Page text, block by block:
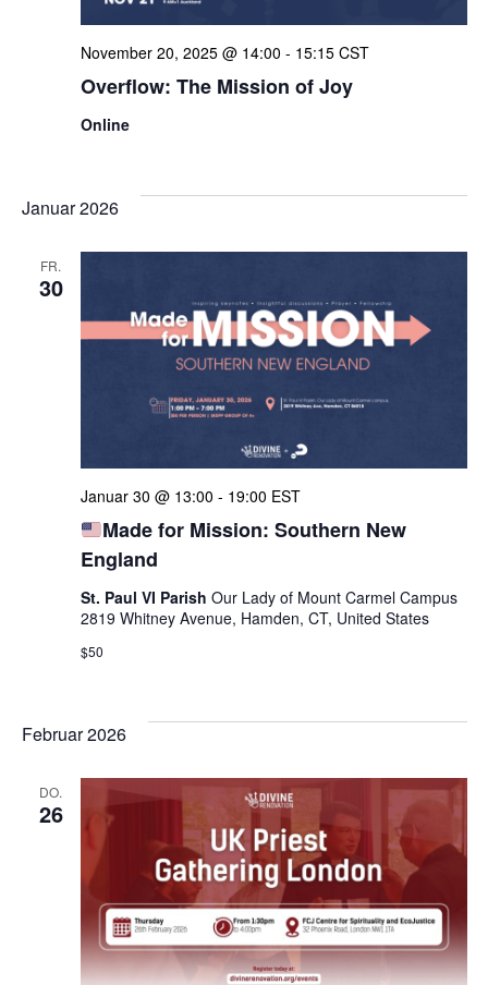
Overflow: The Mission of Joy
November 20, 2025 @ 14:00 - 15:15 CST
Online
Januar 2026
FR.
30
Made for Mission: Southern New
England
Januar 30 @ 13:00 - 19:00 EST
St. Paul VI Parish Our Lady of Mount Carmel Campus
2819 Whitney Avenue, Hamden, CT, United States
$50
Februar 2026
DO.
26